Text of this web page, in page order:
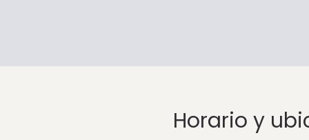
Horario y